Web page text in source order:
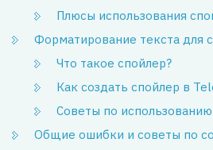
Плюсы использования
Форматирование текста для
Что такое спойлер?
Как создать спойлер в
Советы по
Общие ошибки и советы по